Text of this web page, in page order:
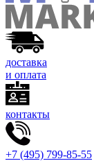
доставка
и оплата
контакты
+7 (495) 799-85-55